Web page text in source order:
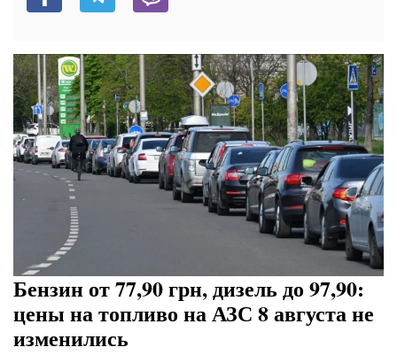
Бензин от 77,90 грн, дизель до 97,90:
цены на топливо на АЗС 8 августа не
изменились